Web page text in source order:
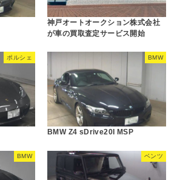
神戸オートオークション株式会社
が車の買取査定サービス開始
ポルシェ BMW
BMW Z4 sDrive20I MSP
BMW ベンツ